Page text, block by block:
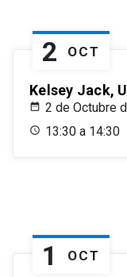
2 OCT
Kelsey Jack,
2 de Octubre
13:30 a 14:30
1 OCT